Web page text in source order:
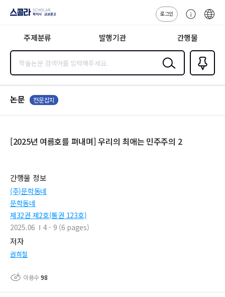
지사·교보문고
로그인
센
주제분류 발행기관 간행물
검색
즐겨찾
기0
논문 전문잡지
[2025년 여름호를 펴내며] 우리의 최애는 민주주의 2
간행물 정보
(주)문학동네
문학동네
제32권 제2호(통권 123호)
2025.06
4 - 9 (6 pages)
저자
권희철
이용수98